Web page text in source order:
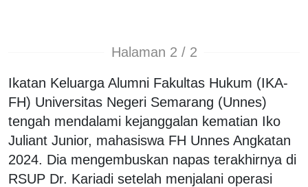
Halaman 2 / 2
Ikatan Keluarga Alumni Fakultas Hukum (IKA-
FH) Universitas Negeri Semarang (Unnes)
tengah mendalami kejanggalan kematian Iko
Juliant Junior, mahasiswa FH Unnes Angkatan
2024. Dia mengembuskan napas terakhirnya di
RSUP Dr. Kariadi setelah menjalani operasi